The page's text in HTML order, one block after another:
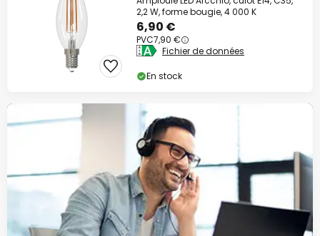
2,2 W, forme bougie, 4 000 K
6,90 €
PVC7,90 €
Fichier de données
En stock